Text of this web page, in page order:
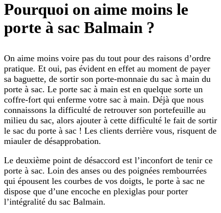
Pourquoi on aime moins le
porte à sac Balmain ?
On aime moins voire pas du tout pour des raisons d’ordre
pratique. Et oui, pas évident en effet au moment de payer
sa baguette, de sortir son porte-monnaie du sac à main du
porte à sac. Le porte sac à main est en quelque sorte un
coffre-fort qui enferme votre sac à main. Déjà que nous
connaissons la difficulté de retrouver son portefeuille au
milieu du sac, alors ajouter à cette difficulté le fait de sortir
le sac du porte à sac ! Les clients derrière vous, risquent de
miauler de désapprobation.
Le deuxième point de désaccord est l’inconfort de tenir ce
porte à sac. Loin des anses ou des poignées rembourrées
qui épousent les courbes de vos doigts, le porte à sac ne
dispose que d’une encoche en plexiglas pour porter
l’intégralité du sac Balmain.